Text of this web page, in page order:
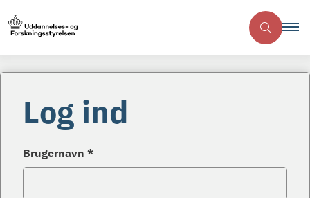
Log ind
Brugernavn *